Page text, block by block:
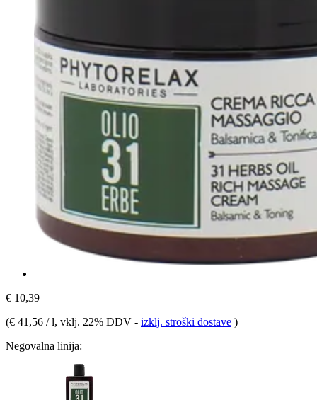
€ 10,39
(€ 41,56 / l, vklj. 22% DDV - izklj. stroški dostave )
Negovalna linija: